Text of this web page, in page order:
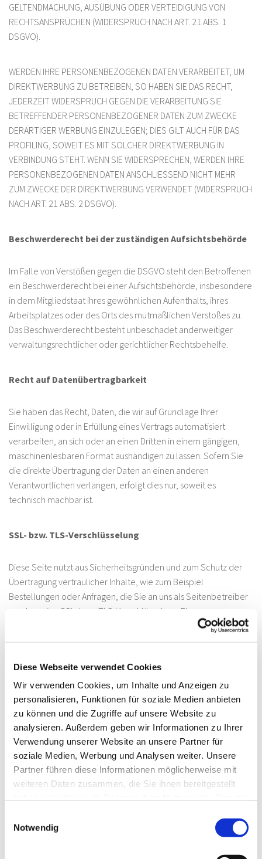
Diese Webseite verwendet Cookies
Wir verwenden Cookies, um Inhalte und Anzeigen zu
personalisieren, Funktionen für soziale Medien anbieten
zu können und die Zugriffe auf unsere Website zu
analysieren. Außerdem geben wir Informationen zu Ihrer
Verwendung unserer Website an unsere Partner für
soziale Medien, Werbung und Analysen weiter. Unsere
Partner führen diese Informationen möglicherweise mit
weiteren Daten zusammen, die Sie ihnen bereitgestellt
Notwendig
GELTENDMACHUNG, AUSÜBUNG ODER VERTEIDIGUNG VON
RECHTSANSPRÜCHEN (WIDERSPRUCH NACH ART. 21 ABS. 1
DSGVO).
WERDEN IHRE PERSONENBEZOGENEN DATEN VERARBEITET, UM
DIREKTWERBUNG ZU BETREIBEN, SO HABEN SIE DAS RECHT,
JEDERZEIT WIDERSPRUCH GEGEN DIE VERARBEITUNG SIE
BETREFFENDER PERSONENBEZOGENER DATEN ZUM ZWECKE
DERARTIGER WERBUNG EINZULEGEN; DIES GILT AUCH FÜR DAS
PROFILING, SOWEIT ES MIT SOLCHER DIREKTWERBUNG IN
VERBINDUNG STEHT. WENN SIE WIDERSPRECHEN, WERDEN IHRE
PERSONENBEZOGENEN DATEN ANSCHLIESSEND NICHT MEHR
ZUM ZWECKE DER DIREKTWERBUNG VERWENDET (WIDERSPRUCH
NACH ART. 21 ABS. 2 DSGVO).
Beschwerde­recht bei der zuständigen Aufsichts­behörde
Im Falle von Verstößen gegen die DSGVO steht den Betroffenen
ein Beschwerderecht bei einer Aufsichtsbehörde, insbesondere
in dem Mitgliedstaat ihres gewöhnlichen Aufenthalts, ihres
Arbeitsplatzes oder des Orts des mutmaßlichen Verstoßes zu.
Das Beschwerderecht besteht unbeschadet anderweitiger
verwaltungsrechtlicher oder gerichtlicher Rechtsbehelfe.
Recht auf Daten­übertrag­barkeit
Sie haben das Recht, Daten, die wir auf Grundlage Ihrer
Einwilligung oder in Erfüllung eines Vertrags automatisiert
verarbeiten, an sich oder an einen Dritten in einem gängigen,
maschinenlesbaren Format aushändigen zu lassen. Sofern Sie
die direkte Übertragung der Daten an einen anderen
Verantwortlichen verlangen, erfolgt dies nur, soweit es
technisch machbar ist.
SSL- bzw. TLS-Verschlüsselung
Diese Seite nutzt aus Sicherheitsgründen und zum Schutz der
Übertragung vertraulicher Inhalte, wie zum Beispiel
Bestellungen oder Anfragen, die Sie an uns als Seitenbetreiber
senden, eine SSL- bzw. TLS-Verschlüsselung. Eine
verschlüsselte Verbindung erkennen Sie daran, dass die
Adresszeile des Browsers von „http://“ auf „https://“ wechselt
Wenn die SSL- bzw. TLS-Verschlüsselung aktiviert ist, können die
Daten, die Sie an uns übermitteln, nicht von Dritten mitgelesen
werden.
Auskunft, Löschung und Berichtigung
Sie haben im Rahmen der geltenden gesetzlichen
Bestimmungen jederzeit das Recht auf unentgeltliche Auskunft
über Ihre gespeicherten personenbezogenen Daten, deren
Herkunft und Empfänger und den Zweck der Datenverarbeitung